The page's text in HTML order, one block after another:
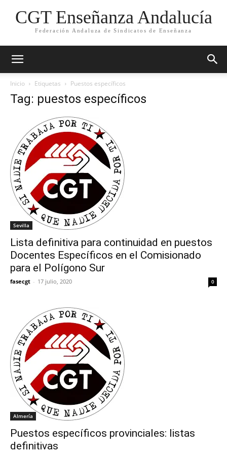
CGT Enseñanza Andalucía
Federación Andaluza de Sindicatos de Enseñanza
Inicio Etiquetas Puestos específicos
Tag: puestos específicos
Sevilla
Lista definitiva para continuidad en puestos
Docentes Específicos en el Comisionado
para el Polígono Sur
fasecgt - 17 julio, 2020 0
Almería
Puestos específicos provinciales: listas
definitivas